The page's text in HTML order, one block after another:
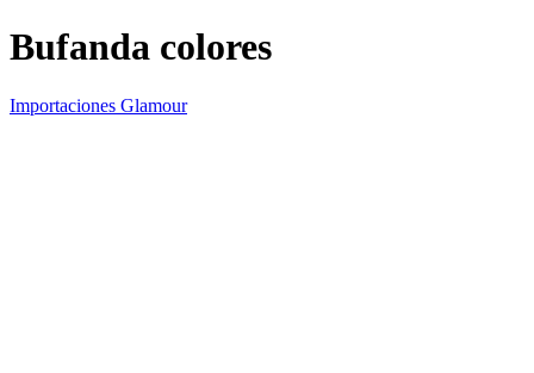
Bufanda colores
Importaciones Glamour